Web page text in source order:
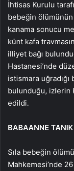
İhtisas Kurulu
bebeğin ölümünün
kanama sonucu
künt kafa
illiyet bağı
Hastanesi’nde
istismara
bulunduğu, izlerin
edildi.
BABAANNE
Sıla bebeğin
Mahkemesi’nde